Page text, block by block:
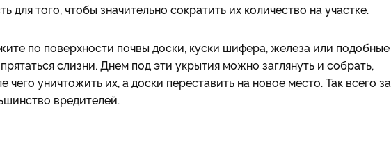
для того, чтобы значительно сократить их количество на участке.
по поверхности почвы доски, куски шифера, железа или подобные
слизни. Днем под эти укрытия можно заглянуть и собрать,
уничтожить их, а доски переставить на новое место. Так всего за
вредителей.